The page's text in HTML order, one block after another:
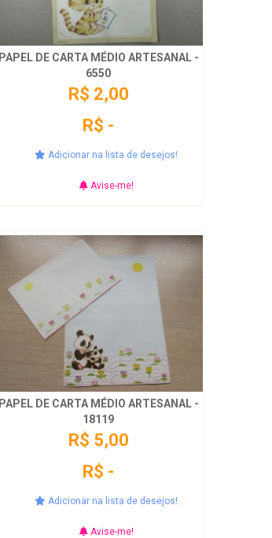
PAPEL DE CARTA MÉDIO ARTESANAL -
6550
R$ 2,00
R$ -
Adicionar na lista de desejos!
Avise-me!
PAPEL DE CARTA MÉDIO ARTESANAL -
18119
R$ 5,00
R$ -
Adicionar na lista de desejos!
Avise-me!